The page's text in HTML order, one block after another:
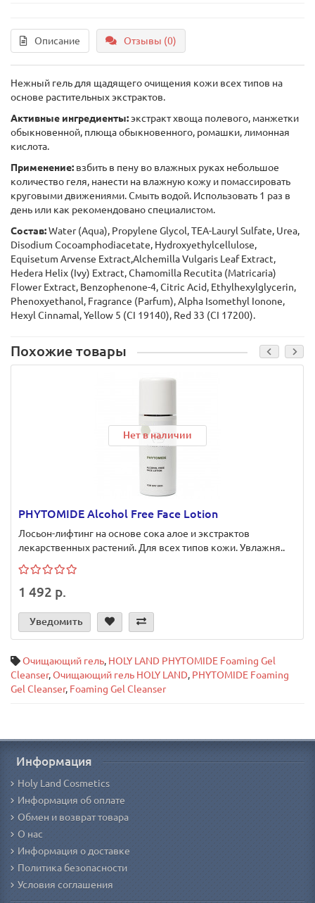
Описание Отзывы (0)
Нежный гель для щадящего очищения кожи всех типов на
основе растительных экстрактов.
Активные ингредиенты:экстракт хвоща полевого, манжетки
обыкновенной, плюща обыкновенного, ромашки, лимонная
кислота.
Применение: взбить в пену во влажных руках небольшое
количество геля, нанести на влажную кожу и помассировать
круговыми движениями. Смыть водой. Использовать 1 раз в
день или как рекомендовано специалистом.
Состав:Water (Aqua), Propylene Glycol, TEA-Lauryl Sulfate, Urea,
Disodium Cocoamphodiacetate, Hydroxyethylcellulose,
Equisetum Arvense Extract,Alchemilla Vulgaris Leaf Extract,
Hedera Helix (Ivy) Extract, Chamomilla Recutita (Matricaria)
Flower Extract, Benzophenone-4, Citric Acid, Ethylhexylglycerin,
Phenoxyethanol, Fragrance (Parfum), Alpha Isomethyl Ionone,
Hexyl Cinnamal, Yellow 5 (CI 19140), Red 33 (CI 17200).
Похожие товары
Нет в наличии
PHYTOMIDE Alcohol Free Face Lotion
Лосьон-лифтинг на основе сока алое и экстрактов
лекарственных растений. Для всех типов кожи. Увлажня..
1 492 р.
Уведомить
Очищающий гель, HOLY LAND PHYTOMIDE Foaming Gel
Cleanser,Очищающий гель HOLY LAND, PHYTOMIDE Foaming
Gel Cleanser, Foaming Gel Cleanser
Информация
Holy Land Cosmetics
Информация об оплате
Обмен и возврат товара
О нас
Информация о доставке
Политика безопасности
Условия соглашения